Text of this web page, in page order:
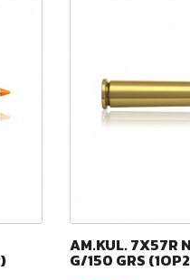
AM.KUL. 7X57R
G/150 GRS